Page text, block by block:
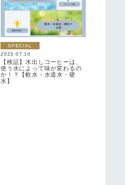
SPECIAL
2023.07.10
【検証】水出しコーヒーは、
使う水によって味が変わるの
か！？【軟水・水道水・硬
水】